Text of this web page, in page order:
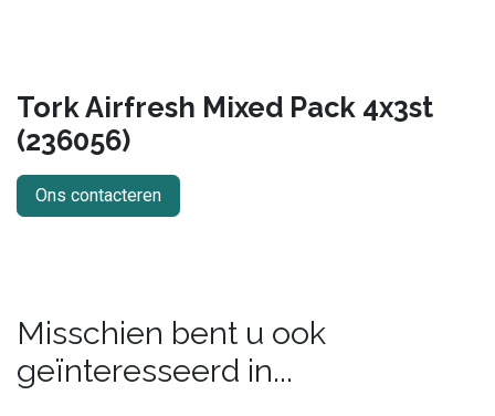
Tork Airfresh Mixed Pack 4x3st
(236056)
Ons contacteren
Misschien bent u ook
geïnteresseerd in...